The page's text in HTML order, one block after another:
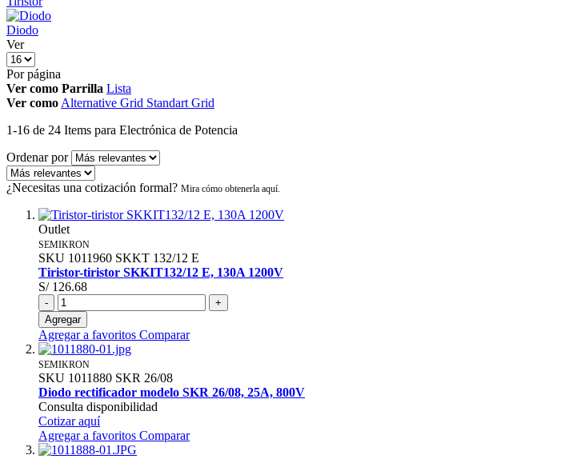
Diodo
Ver
Por página
Ver como Parrilla Lista
Ver como Alternative Grid Standart Grid
1-16 de 24 Items para Electrónica de Potencia
Ordenar por
¿Necesitas una cotización formal?
Outlet
SEMIKRON
SKU 1011960 SKKT 132/12 E
Tiristor-tiristor SKKIT132/12 E, 130A 1200V
S/ 126.68
-
+
Agregar
Agregar a favoritos Comparar
SEMIKRON
SKU 1011880 SKR 26/08
Diodo rectificador modelo SKR 26/08, 25A, 800V
Consulta disponibilidad
Cotizar aquí
Agregar a favoritos Comparar